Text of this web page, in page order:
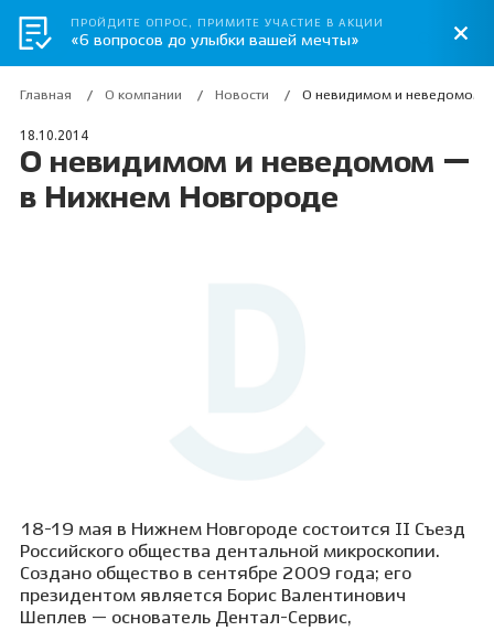
Главная О компании Новости О невидимом и неведомом
18.10.2014
О невидимом и неведомом —
в Нижнем Новгороде
18-19 мая в Нижнем Новгороде состоится II Съезд
Российского общества дентальной микроскопии.
Создано общество в сентябре 2009 года; его
президентом является Борис Валентинович
Шеплев — основатель Дентал-Сервис,
ПРОЙДИТЕ ОПРОС, ПРИМИТЕ УЧАСТИЕ В АКЦИИ
«6 вопросов до улыбки вашей мечты»